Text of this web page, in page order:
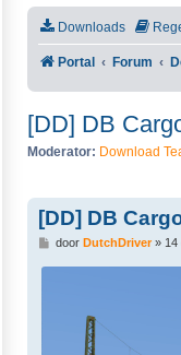
Downloads
Portal Forum
[DD] DB
Moderator: Download
[DD] DB
B
r
door DutchDriver» 14